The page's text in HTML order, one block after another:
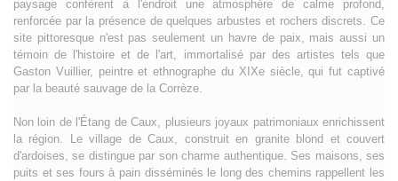
paysage confèrent à l'endroit une atmosphère de calme profond,
renforcée par la présence de quelques arbustes et rochers discrets. Ce
site pittoresque n'est pas seulement un havre de paix, mais aussi un
témoin de l'histoire et de l'art, immortalisé par des artistes tels que
Gaston Vuillier, peintre et ethnographe du XIXe siècle, qui fut captivé
par la beauté sauvage de la Corrèze.
Non loin de l'Étang de Caux, plusieurs joyaux patrimoniaux enrichissent
la région. Le village de Caux, construit en granite blond et couvert
d'ardoises, se distingue par son charme authentique. Ses maisons, ses
puits et ses fours à pain disséminés le long des chemins rappellent les